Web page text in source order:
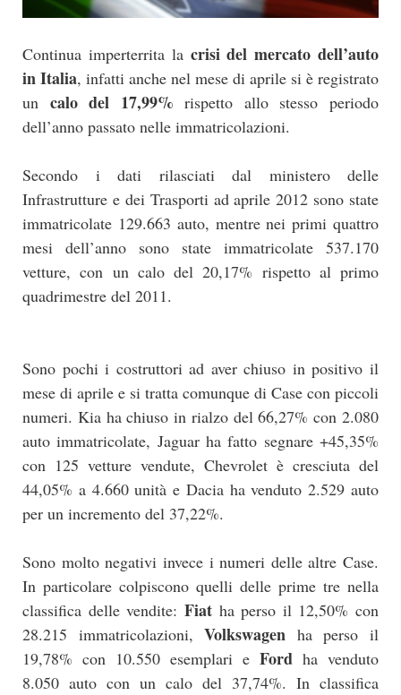
Continua imperterrita la crisi del mercato dell’auto
in Italia, infatti anche nel mese di aprile si è registrato
un calo del 17,99% rispetto allo stesso periodo
dell’anno passato nelle immatricolazioni.
Secondo i dati rilasciati dal ministero delle
Infrastrutture e dei Trasporti ad aprile 2012 sono state
immatricolate 129.663 auto, mentre nei primi quattro
mesi dell’anno sono state immatricolate 537.170
vetture, con un calo del 20,17% rispetto al primo
quadrimestre del 2011.
Sono pochi i costruttori ad aver chiuso in positivo il
mese di aprile e si tratta comunque di Case con piccoli
numeri. Kia ha chiuso in rialzo del 66,27% con 2.080
auto immatricolate, Jaguar ha fatto segnare +45,35%
con 125 vetture vendute, Chevrolet è cresciuta del
44,05% a 4.660 unità e Dacia ha venduto 2.529 auto
per un incremento del 37,22%.
Sono molto negativi invece i numeri delle altre Case.
In particolare colpiscono quelli delle prime tre nella
classifica delle vendite: Fiatha perso il 12,50% con
28.215 immatricolazioni,Volkswagen ha perso il
19,78% con 10.550 esemplari e Ford ha venduto
8.050 auto con un calo del 37,74%. In classifica